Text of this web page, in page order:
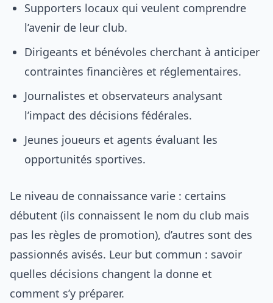
Supporters locaux qui veulent comprendre
l’avenir de leur club.
Dirigeants et bénévoles cherchant à anticiper
contraintes financières et réglementaires.
Journalistes et observateurs analysant
l’impact des décisions fédérales.
Jeunes joueurs et agents évaluant les
opportunités sportives.
Le niveau de connaissance varie : certains
débutent (ils connaissent le nom du club mais
pas les règles de promotion), d’autres sont des
passionnés avisés. Leur but commun : savoir
quelles décisions changent la donne et
comment s’y préparer.